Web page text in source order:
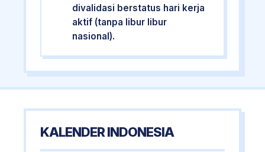
divalidasi berstatus hari kerja
aktif (tanpa libur libur
nasional).
KALENDER INDONESIA